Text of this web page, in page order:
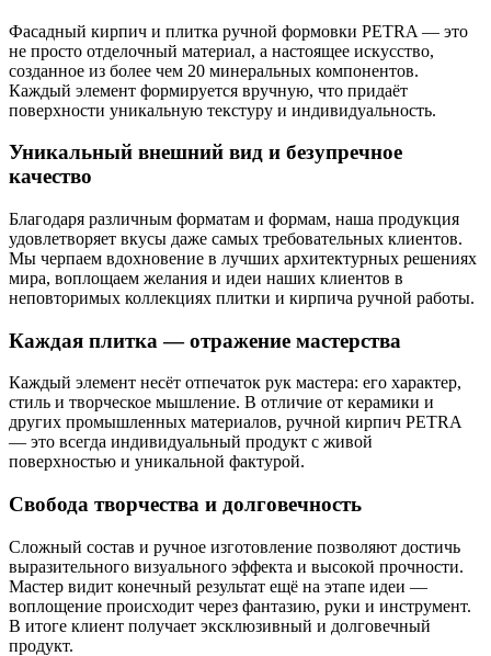
Фасадный кирпич и плитка ручной формовки PETRA — это
не просто отделочный материал, а настоящее искусство,
созданное из более чем 20 минеральных компонентов.
Каждый элемент формируется вручную, что придаёт
поверхности уникальную текстуру и индивидуальность.
Уникальный внешний вид и безупречное
качество
Благодаря различным форматам и формам, наша продукция
удовлетворяет вкусы даже самых требовательных клиентов.
Мы черпаем вдохновение в лучших архитектурных решениях
мира, воплощаем желания и идеи наших клиентов в
неповторимых коллекциях плитки и кирпича ручной работы.
Каждая плитка — отражение мастерства
Каждый элемент несёт отпечаток рук мастера: его характер,
стиль и творческое мышление. В отличие от керамики и
других промышленных материалов, ручной кирпич PETRA
— это всегда индивидуальный продукт с живой
поверхностью и уникальной фактурой.
Свобода творчества и долговечность
Сложный состав и ручное изготовление позволяют достичь
выразительного визуального эффекта и высокой прочности.
Мастер видит конечный результат ещё на этапе идеи —
воплощение происходит через фантазию, руки и инструмент.
В итоге клиент получает эксклюзивный и долговечный
продукт.